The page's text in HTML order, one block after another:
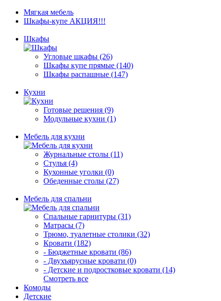
Мягкая мебель
Шкафы-купе АКЦИЯ!!!
Шкафы
Угловые шкафы (26)
Шкафы купе прямые (140)
Шкафы распашные (147)
Кухни
Готовые решения (9)
Модульные кухни (1)
Мебель для кухни
Журнальные столы (11)
Стулья (4)
Кухонные уголки (0)
Обеденные столы (27)
Мебель для спальни
Спальные гарнитуры (31)
Матрасы (7)
Трюмо, туалетные столики (32)
Кровати (182)
- Бюджетные кровати (86)
- Двухъярусные кровати (0)
- Детские и подростковые кровати (14)
Смотреть все
Комоды
Детские